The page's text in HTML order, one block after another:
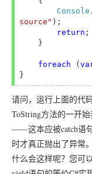
Console
source" );
return ;
foreach (
请问，运行上面的代
ToString方法的一开
——这本应被catch语
时才真正抛出了异常
什么会这样呢？您可